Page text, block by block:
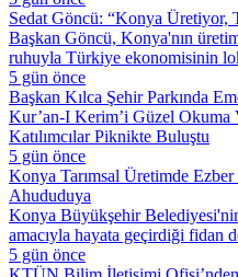
Sedat Göncü: “Konya Üretiyor,
Başkan Göncü, Konya'nın
ruhuyla Türkiye ekonomisinin
5 gün önce
Başkan Kılca Şehir Parkında
Kur’an-I Kerim’i Güzel Okuma
Katılımcılar Piknikte Buluştu
5 gün önce
Konya Tarımsal Üretimde
Ahududuya
Konya Büyükşehir
amacıyla hayata geçirdiği fidan
5 gün önce